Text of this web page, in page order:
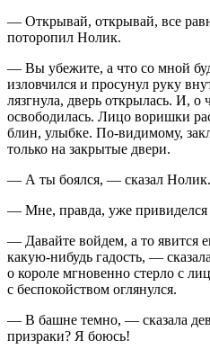
— Открывай, открывай, все
поторопил Нолик.
— Вы убежите, а что со мной
изловчился и просунул руку
лязгнула, дверь открылась. И, о
освободилась. Лицо воришки
блин, улыбке. По-видимому,
только на закрытые двери.
— А ты боялся, — сказал Нолик.
— Мне, правда, уже привиделся
— Давайте войдем, а то явится
какую-нибудь гадость, —
о короле мгновенно стерло с
с беспокойством оглянулся.
— В башне темно, — сказала
призраки? Я боюсь!